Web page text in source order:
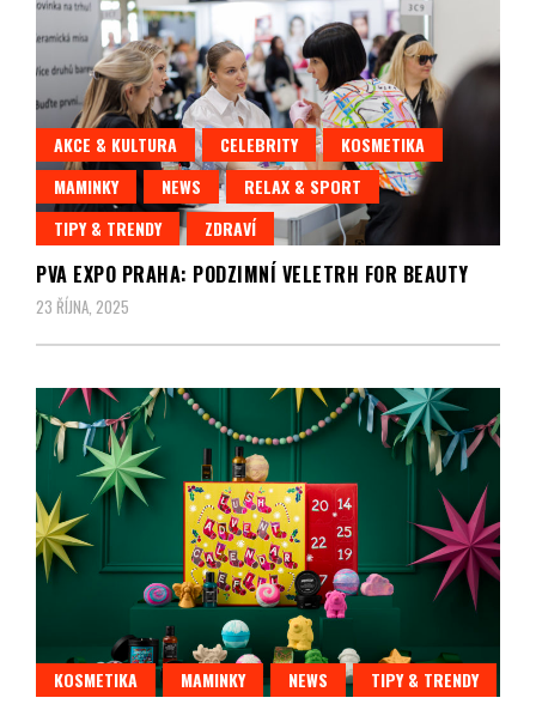
AKCE & KULTURA CELEBRITY
KOSMETIKA
MAMINKY
NEWS
RELAX & SPORT
TIPY & TRENDY
ZDRAVÍ
PVA EXPO PRAHA: PODZIMNÍ VELETRH FOR BEAUTY
23 ŘÍJNA, 2025
KOSMETIKA MAMINKY NEWS TIPY & TRENDY